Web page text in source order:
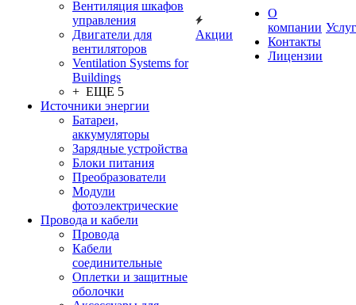
Вентиляция шкафов
управления
Двигатели для
вентиляторов
Ventilation Systems for
Buildings
+ ЕЩЕ 5
Источники энергии
Батареи,
аккумуляторы
Зарядные устройства
Блоки питания
Преобразователи
Модули
фотоэлектрические
Провода и кабели
Провода
Кабели
соединительные
Оплетки и защитные
оболочки
Акции
О
компании
Контакты
Лицензии